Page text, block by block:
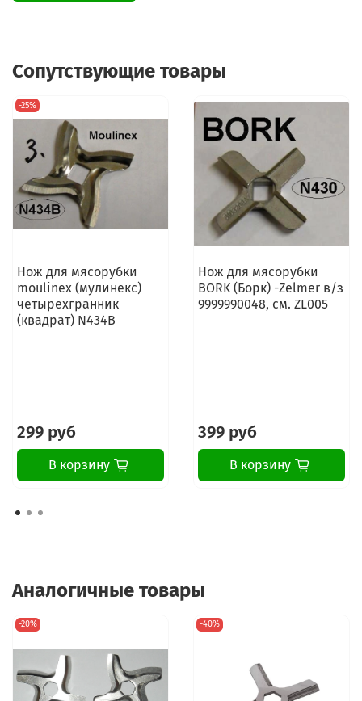
Сопутствующие товары
-25%
Нож для мясорубки
moulinex (мулинекс)
четырехгранник
(квадрат) N434B
299 руб
В корзину
Нож для мясорубки
BORK (Борк) -Zelmer в/з
9999990048, см. ZL005
399 руб
В корзину
Аналогичные товары
-20% -40%